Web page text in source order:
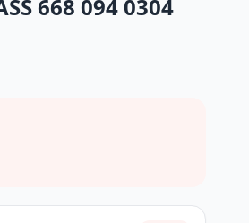
668 094 0304